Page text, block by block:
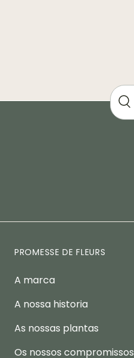
PROMESSE DE FLEURS
A marca
A nossa historia
As nossas plantas
Os nossos compromissos